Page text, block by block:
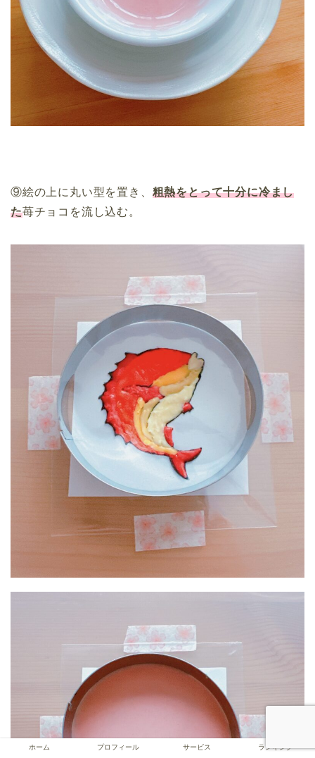
⑨絵の上に丸い型を置き、 粗熱をとって十分に冷まし
た苺チョコを流し込む。
ホーム プロフィール サービス ランキング